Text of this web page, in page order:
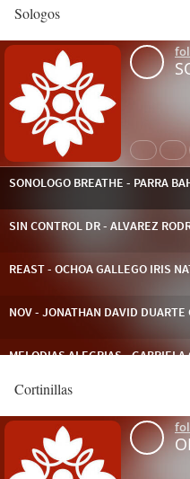
Sologos
Cortinillas